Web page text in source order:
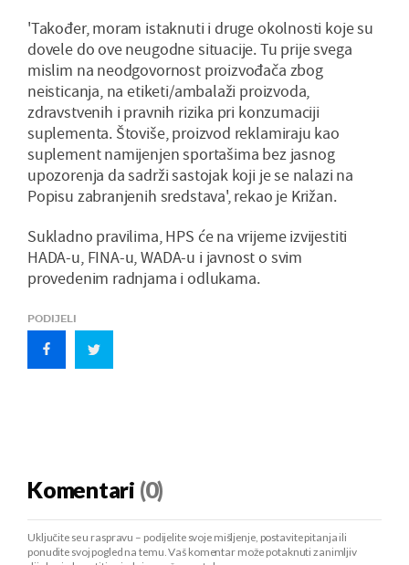
'Također, moram istaknuti i druge okolnosti koje su
dovele do ove neugodne situacije. Tu prije svega
mislim na neodgovornost proizvođača zbog
neisticanja, na etiketi/ambalaži proizvoda,
zdravstvenih i pravnih rizika pri konzumaciji
suplementa. Štoviše, proizvod reklamiraju kao
suplement namijenjen sportašima bez jasnog
upozorenja da sadrži sastojak koji je se nalazi na
Popisu zabranjenih sredstava', rekao je Križan.
Sukladno pravilima, HPS će na vrijeme izvijestiti
HADA-u, FINA-u, WADA-u i javnost o svim
provedenim radnjama i odlukama.
PODIJELI
Komentari (0)
Uključite se u raspravu – podijelite svoje mišljenje, postavite pitanja ili
ponudite svoj pogled na temu. Vaš komentar može potaknuti zanimljiv